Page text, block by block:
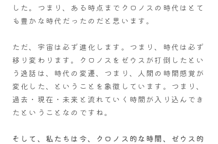
した。つまり、ある時点までクロノスの時代はとて
も豊かな時代だったのだと思います。
ただ、宇宙は必ず進化します。つまり、時代は必ず
移り変わります。クロノスをゼウスが打倒したとい
う逸話は、時代の変遷、つまり、人間の時間感覚が
変化した、ということを象徴しています。つまり、
過去・現在・未来と流れていく時間が入り込んでき
たということなのですね。
そして、私たちは今、クロノス的な時間、ゼウス的